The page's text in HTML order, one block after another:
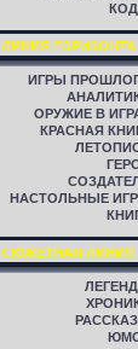
ЛИНИЯ ГОРИЗОНТА
ИГРЫ
ОРУЖИЕ В
КРАСНАЯ
НАСТОЛЬНЫЕ
СЮЖЕТНАЯ ЛИНИЯ